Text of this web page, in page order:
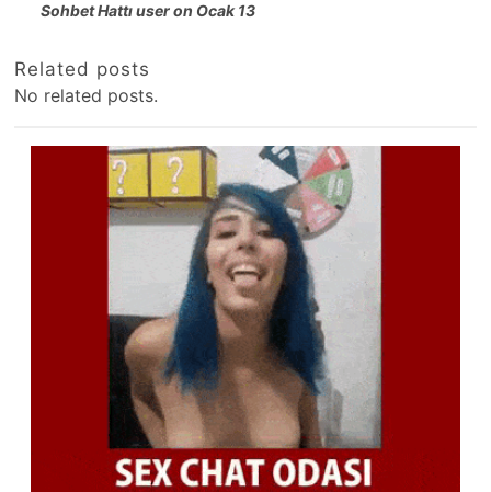
Sohbet Hattı user on Ocak 13
Related posts
No related posts.